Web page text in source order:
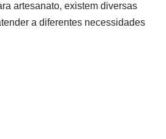
artesanato, existem diversas
a diferentes necessidades